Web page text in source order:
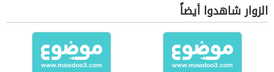
الزوار شاهدوا أيضاً